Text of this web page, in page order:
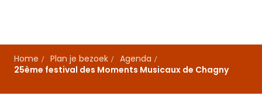
principal
Home
Plan je bezoek
Agenda
25ème festival des Moments Musicaux de Chagny